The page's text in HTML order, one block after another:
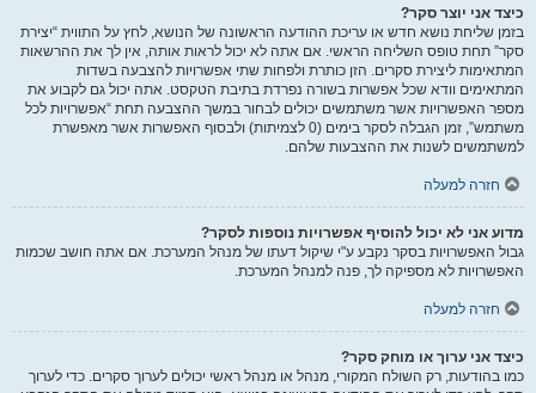
כיצד אני יוצר סקר?
בזמן שליחת נושא חדש או עריכת ההודעה הראשונה של הנושא, לחץ על התווית “יצירת
סקר” תחת טופס השליחה הראשי. אם אתה לא יכול לראות אותה, אין לך את ההרשאות
המתאימות ליצירת סקרים. הזן כותרת ולפחות שתי אפשרויות להצבעה בשדות
המתאימים וודא שכל אפשרות בשורה נפרדת בתיבת הטקסט. אתה יכול גם לקבוע את
מספר האפשרויות אשר משתמשים יכולים לבחור במשך ההצבעה תחת “אפשרויות לכל
משתמש”, זמן הגבלה לסקר בימים (0 לצמיתות) ולבסוף האפשרות אשר מאפשרת
למשתמשים לשנות את ההצבעות שלהם.
חזרה למעלה
מדוע אני לא יכול להוסיף אפשרויות נוספות לסקר?
גבול האפשרויות בסקר נקבע ע"י שיקול דעתו של מנהל המערכת. אם אתה חושב שכמות
האפשרויות לא מספיקה לך, פנה למנהל המערכת.
חזרה למעלה
כיצד אני ערוך או מוחק סקר?
כמו בהודעות, רק השולח המקורי, מנהל או מנהל ראשי יכולים לערוך סקרים. כדי לערוך